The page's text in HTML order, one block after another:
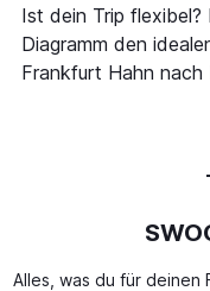
Ist dein Trip flexibel?
Diagramm den
Frankfurt Hahn nach
Alles, was du für deinen